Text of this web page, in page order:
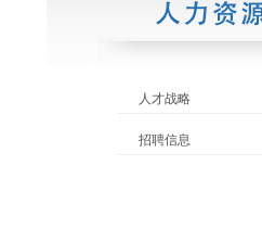
人才战略
招聘信息